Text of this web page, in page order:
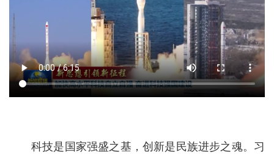
科技是国家强盛之基，创新是民族进步之魂。习